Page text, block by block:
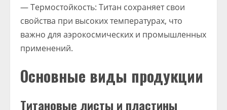
— Термостойкость: Титан сохраняет свои
свойства при высоких температурах, что
важно для аэрокосмических и промышленных
применений.
Основные виды продукции
Титановые листы и пластины